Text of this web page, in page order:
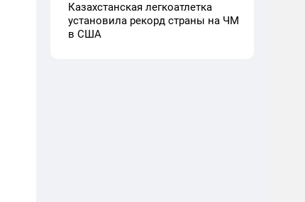
Казахстанская легкоатлетка
установила рекорд страны на ЧМ
в США